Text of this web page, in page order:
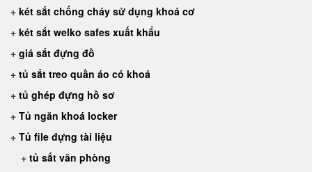
+ két sắt chống cháy sử dụng khoá cơ
+ két sắt welko safes xuất khẩu
+ giá sắt đựng đồ
+ tủ sắt treo quần áo có khoá
+ tủ ghép đựng hồ sơ
+ Tủ ngăn khoá locker
+ Tủ file đựng tài liệu
+ tủ sắt văn phòng